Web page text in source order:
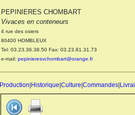
PEPINIERES CHOMBART
Vivaces en conteneurs
4 rue des osiers
80400 HOMBLEUX
Tel: 03.23.36.38.50 Fax: 03.23.81.31.73
e-mail: pepinieresvchombart@orange.fr
Production Historique Culture Commandes